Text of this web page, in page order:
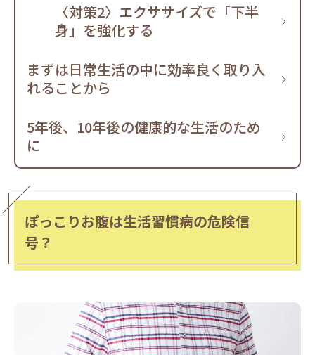
〈対策2〉エクササイズで「下半
身」を強化する
まずは日常生活の中に効率良く取り入
れることから
5年後、10年後の健康的な生活のため
に
ぽっこりお腹は生活習慣病の危険信
号？